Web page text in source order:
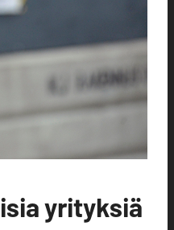
yrityksiä